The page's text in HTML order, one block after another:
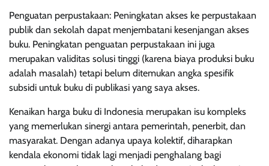
Penguatan perpustakaan: Peningkatan akses ke perpustakaan
publik dan sekolah dapat menjembatani kesenjangan akses
buku. Peningkatan penguatan perpustakaan ini juga
merupakan validitas solusi tinggi (karena biaya produksi buku
adalah masalah) tetapi belum ditemukan angka spesifik
subsidi untuk buku di publikasi yang saya akses.
Kenaikan harga buku di Indonesia merupakan isu kompleks
yang memerlukan sinergi antara pemerintah, penerbit, dan
masyarakat. Dengan adanya upaya kolektif, diharapkan
kendala ekonomi tidak lagi menjadi penghalang bagi